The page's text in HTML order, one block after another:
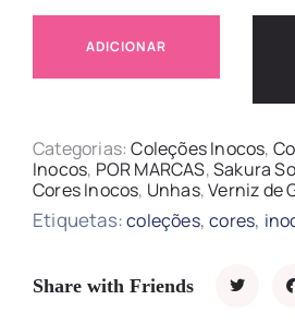
ADICIONAR
Categorias:Coleções Inocos,
Inocos, POR MARCAS,Sakura
Cores Inocos, Unhas,Verniz de
Etiquetas:coleções,cores,
Share with Friends